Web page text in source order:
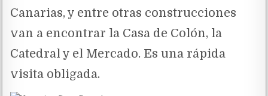
Canarias, y entre otras construcciones
van a encontrar la Casa de Colón, la
Catedral y el Mercado. Es una rápida
visita obligada.